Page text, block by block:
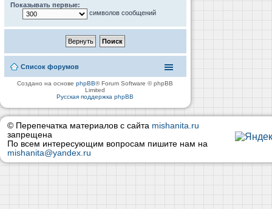
Показывать первые:
символов сообщений
Список форумов
Создано на основеphpBB® Forum Software © phpBB
Limited
Русская поддержка phpBB
© Перепечатка материалов с сайта mishanita.ru
запрещена
По всем интересующим вопросам пишите нам на
mishanita@yandex.ru